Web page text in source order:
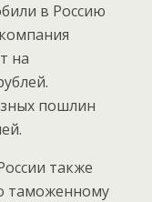
в Россию
на
пошлин
также
таможенному